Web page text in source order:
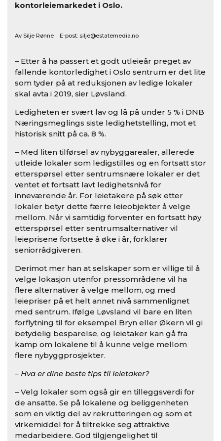
kontorleiemarkedet i Oslo.
Av Silje Rønne E-post: silje@estatemedia.no
– Etter å ha passert et godt utleieår preget av
fallende kontorledighet i Oslo sentrum er det lite
som tyder på at reduksjonen av ledige lokaler
skal avta i 2019, sier Løvsland.
Ledigheten er svært lav og lå på under 5 % i DNB
Næringsmeglings siste ledighetstelling, mot et
historisk snitt på ca. 8 %.
– Med liten tilførsel av nybyggarealer, allerede
utleide lokaler som ledigstilles og en fortsatt stor
etterspørsel etter sentrumsnære lokaler er det
ventet et fortsatt lavt ledighetsnivå for
inneværende år. For leietakere på søk etter
lokaler betyr dette færre leieobjekter å velge
mellom. Når vi samtidig forventer en fortsatt høy
etterspørsel etter sentrumsalternativer vil
leieprisene fortsette å øke i år, forklarer
seniorrådgiveren.
Derimot mer han at selskaper som er villige til å
velge lokasjon utenfor pressområdene vil ha
flere alternativer å velge mellom, og med
leiepriser på et helt annet nivå sammenlignet
med sentrum. Ifølge Løvsland vil bare en liten
forflytning til for eksempel Bryn eller Økern vil gi
betydelig besparelse, og leietaker kan gå fra
kamp om lokalene til å kunne velge mellom
flere nybyggprosjekter.
– Hva er dine beste tips til leietaker?
– Velg lokaler som også gir en tilleggsverdi for
de ansatte. Se på lokalene og beliggenheten
som en viktig del av rekrutteringen og som et
virkemiddel for å tiltrekke seg attraktive
medarbeidere. God tilgjengelighet til